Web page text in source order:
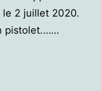
2 juillet 2020.
pistolet.……